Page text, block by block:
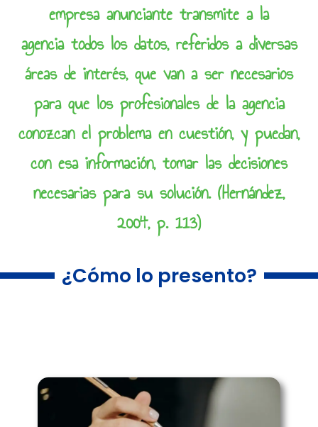
empresa anunciante transmite a la
agencia todos los datos, referidos a diversas
áreas de interés, que van a ser necesarios
para que los profesionales de la agencia
conozcan el problema en cuestión, y puedan,
con esa información, tomar las decisiones
necesarias para su solución. (Hernández,
2004, p. 113)
¿Cómo lo presento?